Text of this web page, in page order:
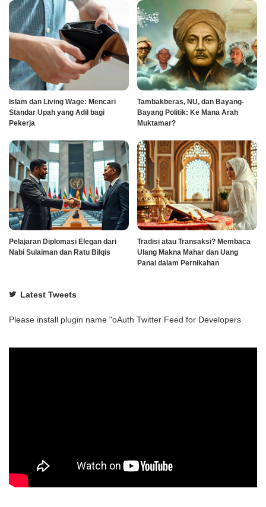
Islam dan Living Wage: Mencari
Standar Upah yang Adil bagi
Pekerja
Tambakberas, NU, dan Bayang-
Bayang Politik: Ke Mana Arah
Muktamar?
Pelajaran Diplomasi Elegan dari
Nabi Sulaiman dan Ratu Bilqis
Tradisi atau Transaksi? Membaca
Ulang Makna Mahar dan Uang
Panai dalam Pernikahan
Latest Tweets
Please install plugin name "oAuth Twitter Feed for Developers